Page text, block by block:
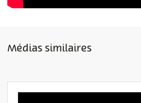
Médias similaires